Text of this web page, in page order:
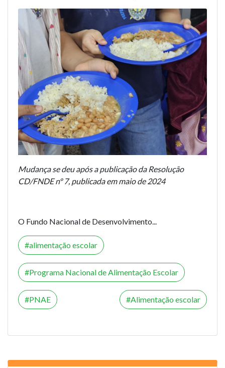
Mudança se deu após a publicação da Resolução
CD/FNDE nº 7, publicada em maio de 2024
O Fundo Nacional de Desenvolvimento...
alimentação escolar
Programa Nacional de Alimentação Escolar
PNAE Alimentação escolar